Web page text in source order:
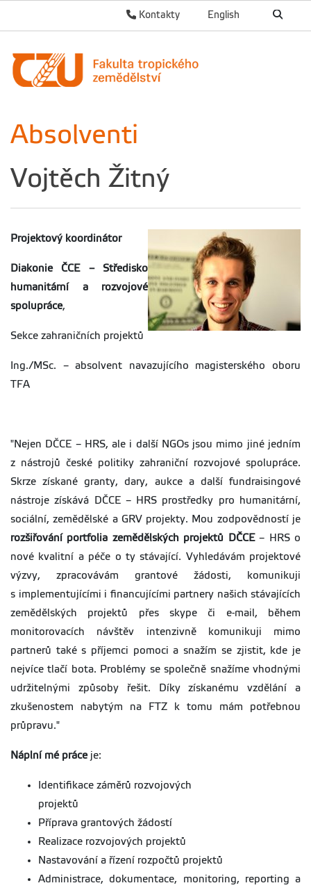
English
Kontakty
Absolventi
Vojtěch Žitný
Projektový koordinátor
Diakonie ČCE – Středisko
humanitární a rozvojové
spolupráce,
Sekce zahraničních projektů
Ing./MSc. – absolvent navazujícího magisterského oboru
TFA
"Nejen DČCE – HRS, ale i další NGOs jsou mimo jiné jedním
z nástrojů české politiky zahraniční rozvojové spolupráce.
Skrze získané granty, dary, aukce a další fundraisingové
nástroje získává DČCE – HRS prostředky pro humanitární,
sociální, zemědělské a GRV projekty. Mou zodpovědností je
rozšiřování portfolia zemědělských projektů DČCE– HRS o
nové kvalitní a péče o ty stávající. Vyhledávám projektové
výzvy, zpracovávám grantové žádosti, komunikuji
s implementujícími i financujícími partnery našich stávajících
zemědělských projektů přes skype či e-mail, během
monitorovacích návštěv intenzivně komunikuji mimo
partnerů také s příjemci pomoci a snažím se zjistit, kde je
nejvíce tlačí bota. Problémy se společně snažíme vhodnými
udržitelnými způsoby řešit. Díky získanému vzdělání a
zkušenostem nabytým na FTZ k tomu mám potřebnou
průpravu."
Náplní mé práceje:
Identifikace záměrů rozvojových
projektů
Příprava grantových žádostí
Realizace rozvojových projektů
Nastavování a řízení rozpočtů projektů
Administrace, dokumentace, monitoring, reporting a